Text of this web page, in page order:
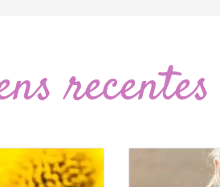
recentes